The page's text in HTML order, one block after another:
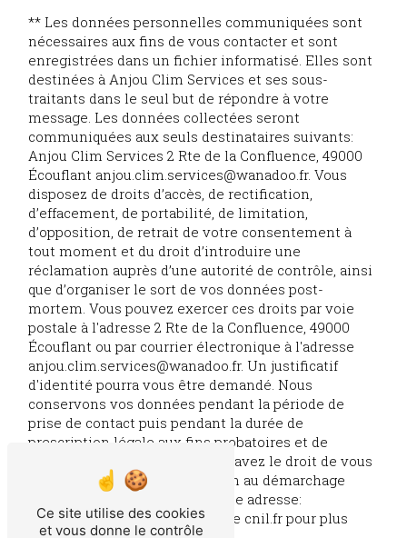
** Les données personnelles communiquées sont
nécessaires aux fins de vous contacter et sont
enregistrées dans un fichier informatisé. Elles sont
destinées à Anjou Clim Services et ses sous-
traitants dans le seul but de répondre à votre
message. Les données collectées seront
communiquées aux seuls destinataires suivants:
Anjou Clim Services 2 Rte de la Confluence, 49000
Écouflant anjou.clim.services@wanadoo.fr. Vous
disposez de droits d’accès, de rectification,
d’effacement, de portabilité, de limitation,
d’opposition, de retrait de votre consentement à
tout moment et du droit d’introduire une
réclamation auprès d’une autorité de contrôle, ainsi
que d’organiser le sort de vos données post-
mortem. Vous pouvez exercer ces droits par voie
postale à l'adresse 2 Rte de la Confluence, 49000
Écouflant ou par courrier électronique à l'adresse
anjou.clim.services@wanadoo.fr. Un justificatif
d'identité pourra vous être demandé. Nous
conservons vos données pendant la période de
prise de contact puis pendant la durée de
prescription légale aux fins probatoires et de
gestion des contentieux. Vous avez le droit de vous
inscrire sur la liste d'opposition au démarchage
téléphonique, disponible à cette adresse:
Bloctel.gouv.fr. Consultez le site cnil.fr pour plus
Ce site utilise des cookies
et vous donne le contrôle